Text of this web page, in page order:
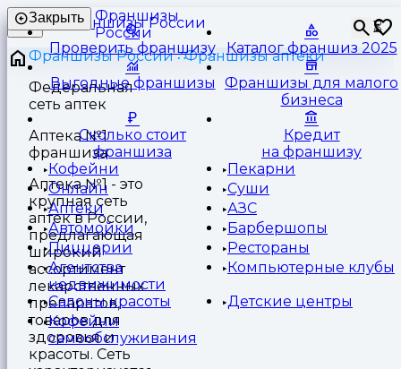
Франшизы
России
⏳
Закрыть
Проверить франшизу Каталог франшиз 2025
Выгодные франшизы
Франшизы для малого
бизнеса
Сколько стоит
франшиза
Кредит
на франшизу
Кофейни
Пекарни
Онлайн
Суши
Аптеки
АЗС
Автомойки
Барбершопы
Пиццерии
Рестораны
Агентства
недвижимости
Компьютерные клубы
Салоны красоты
Детские центры
Кофейни
самообслуживания
Франшизы России
Франшизы аптеки
Федеральная
сеть аптек
Аптека №1
франшиза
Аптека №1 - это
крупная сеть
аптек в России,
предлагающая
широкий
ассортимент
лекарственных
препаратов,
товаров для
здоровья и
красоты. Сеть